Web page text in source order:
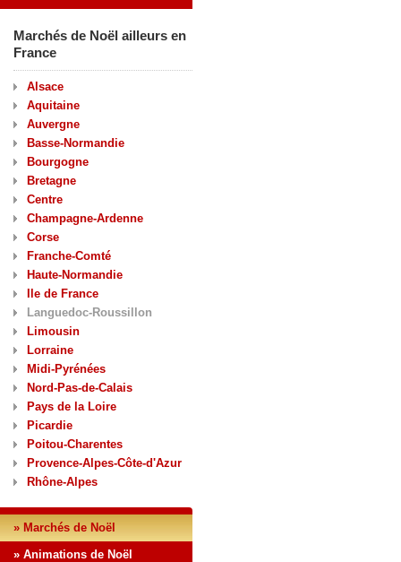
Marchés de Noël ailleurs en
France
Alsace
Aquitaine
Auvergne
Basse-Normandie
Bourgogne
Bretagne
Centre
Champagne-Ardenne
Corse
Franche-Comté
Haute-Normandie
Ile de France
Languedoc-Roussillon
Limousin
Lorraine
Midi-Pyrénées
Nord-Pas-de-Calais
Pays de la Loire
Picardie
Poitou-Charentes
Provence-Alpes-Côte-d'Azur
Rhône-Alpes
» Marchés de Noël
» Animations de Noël